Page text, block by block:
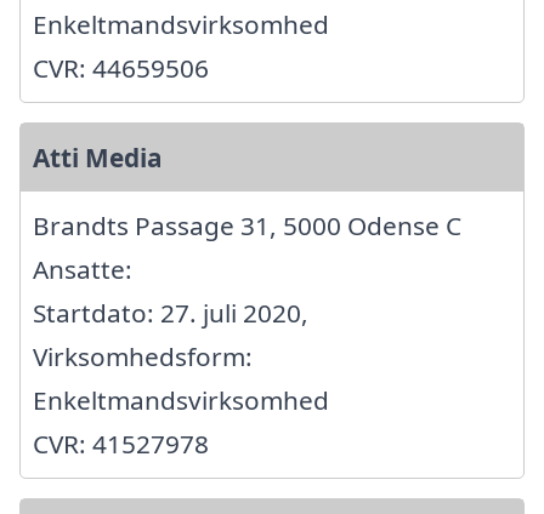
Enkeltmandsvirksomhed
CVR: 44659506
Atti Media
Brandts Passage 31, 5000 Odense C
Ansatte:
Startdato: 27. juli 2020,
Virksomhedsform:
Enkeltmandsvirksomhed
CVR: 41527978